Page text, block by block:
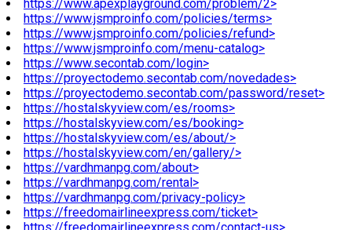
https://www.apexplayground.com/problem/2>
https://www.jsmproinfo.com/policies/terms>
https://www.jsmproinfo.com/policies/refund>
https://www.jsmproinfo.com/menu-catalog>
https://www.secontab.com/login>
https://proyectodemo.secontab.com/novedades>
https://proyectodemo.secontab.com/password/reset>
https://hostalskyview.com/es/rooms>
https://hostalskyview.com/es/booking>
https://hostalskyview.com/es/about/>
https://hostalskyview.com/en/gallery/>
https://vardhmanpg.com/about>
https://vardhmanpg.com/rental>
https://vardhmanpg.com/privacy-policy>
https://freedomairlineexpress.com/ticket>